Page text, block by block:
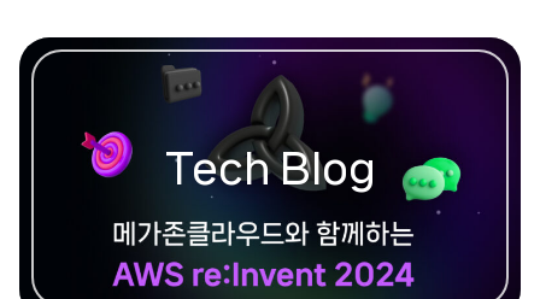
Tech Blog